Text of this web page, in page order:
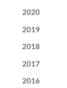
2020
2019
2018
2017
2016